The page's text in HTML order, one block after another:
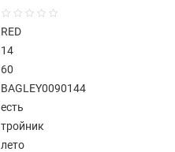
RED
14
60
BAGLEY0090144
есть
тройник
лето